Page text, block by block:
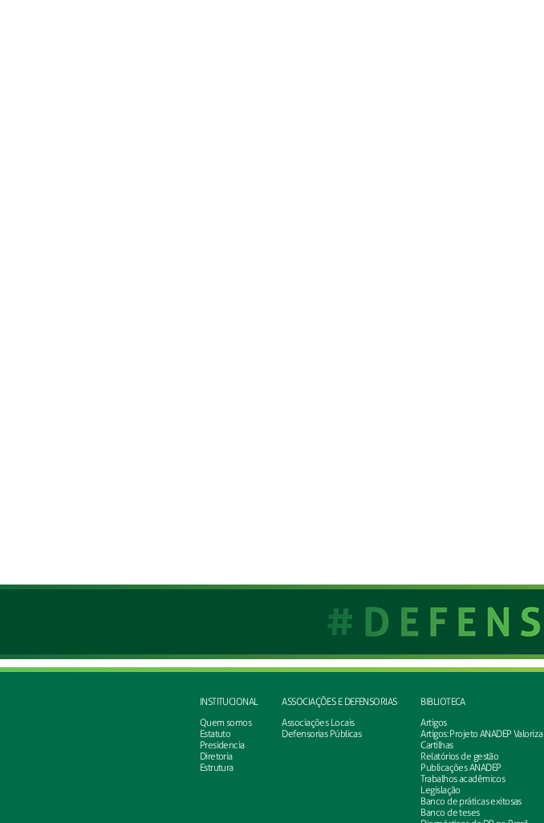
INSTITUCIONAL
Quem somos
Estatuto
Presidencia
Diretoria
Estrutura
ASSOCIAÇÕES E DEFENSORIAS
Associações Locais
Defensorias Públicas
BIBLIOTECA
Artigos
Artigos: Projeto ANADEP Valoriza
Cartilhas
Relatórios de gestão
Publicações ANADEP
Trabalhos acadêmicos
Legislação
Banco de práticas exitosas
Banco de teses